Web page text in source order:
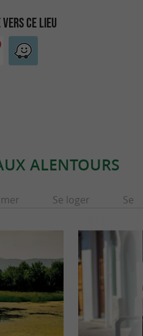
CE LIEU
ALENTOURS
Se loger Se